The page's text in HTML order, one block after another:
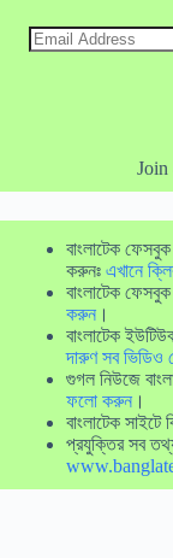
Email
Address
Join
বাংলাটেক
করুনঃ এখানে
বাংলাটেক
করুন ।
বাংলাটেক
দারুণ সব ভিডিও
গুগল নিউজে
ফলো করুন ।
বাংলাটেক
প্রযুক্তির সব